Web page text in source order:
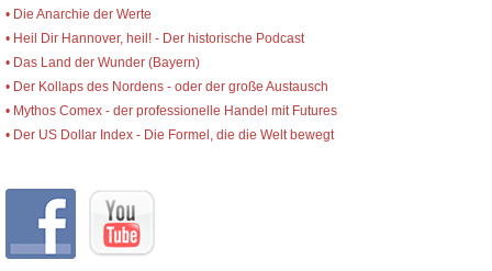
• Die Anarchie der Werte
• Heil Dir Hannover, heil! - Der historische Podcast
• Das Land der Wunder (Bayern)
• Der Kollaps des Nordens - oder der große Austausch
• Mythos Comex - der professionelle Handel mit Futures
• Der US Dollar Index - Die Formel, die die Welt bewegt